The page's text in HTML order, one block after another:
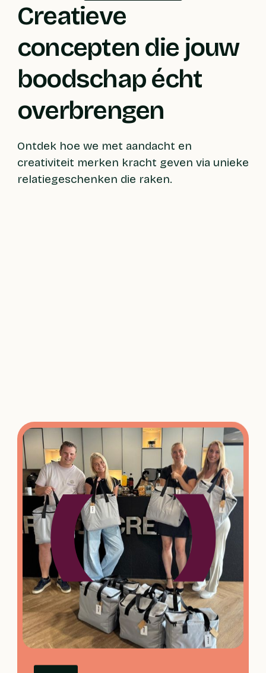
Creatieve
concepten die jouw
boodschap écht
overbrengen
Ontdek hoe we met aandacht en
creativiteit merken kracht geven via unieke
relatiegeschenken die raken.